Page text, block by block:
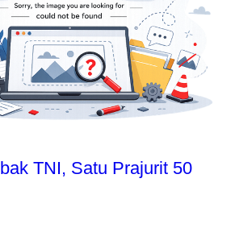
TNI, Satu Prajurit 50